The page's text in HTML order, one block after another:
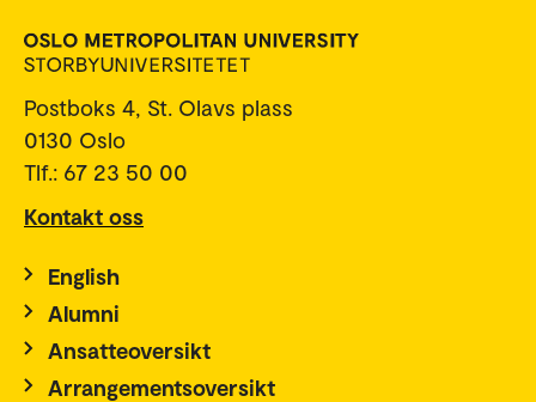
Postboks 4, St. Olavs plass
0130 Oslo
Tlf.: 67 23 50 00
Kontakt oss
English
Alumni
Ansatteoversikt
Arrangementsoversikt